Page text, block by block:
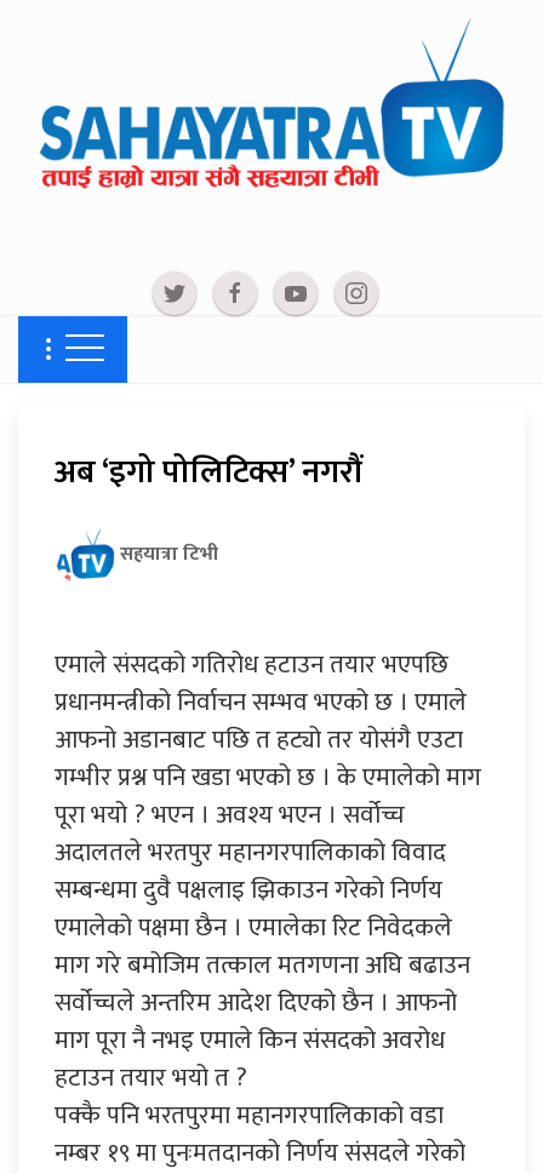
अब ‘इगो पोलिटिक्स’ नगरौं
सहयात्रा टिभी
एमाले संसदको गतिरोध हटाउन तयार भएपछि
प्रधानमन्त्रीको निर्वाचन सम्भव भएको छ । एमाले
आफनो अडानबाट पछि त हट्यो तर योसंगै एउटा
गम्भीर प्रश्न पनि खडा भएको छ । के एमालेको माग
पूरा भयो ? भएन । अवश्य भएन । सर्वोच्च
अदालतले भरतपुर महानगरपालिकाको विवाद
सम्बन्धमा दुवै पक्षलाइ झिकाउन गरेको निर्णय
एमालेको पक्षमा छैन । एमालेका रिट निवेदकले
माग गरे बमोजिम तत्काल मतगणना अघि बढाउन
सर्वोच्चले अन्तरिम आदेश दिएको छैन । आफनो
माग पूरा नै नभइ एमाले किन संसदको अवरोध
हटाउन तयार भयो त ?
पक्कै पनि भरतपुरमा महानगरपालिकाको वडा
नम्बर १९ मा पुनःमतदानको निर्णय संसदले गरेको